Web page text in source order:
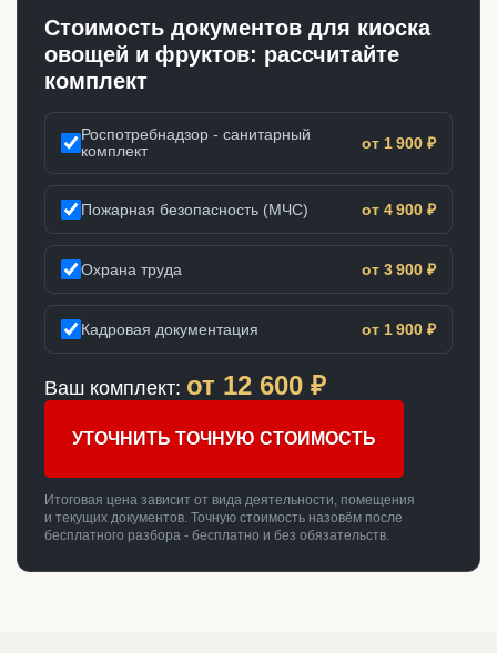
Стоимость документов для киоска
овощей и фруктов: рассчитайте
комплект
Роспотребнадзор - санитарный
комплект
от 1 900 ₽
Пожарная безопасность (МЧС) от 4 900 ₽
Охрана труда от 3 900 ₽
Кадровая документация от 1 900 ₽
Ваш комплект: от 12 600 ₽
УТОЧНИТЬ ТОЧНУЮ СТОИМОСТЬ
Итоговая цена зависит от вида деятельности, помещения
и текущих документов. Точную стоимость назовём после
бесплатного разбора - бесплатно и без обязательств.